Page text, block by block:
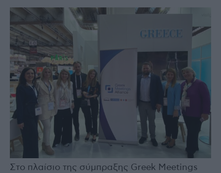
Στο πλαίσιο της σύμπραξης Greek Meetings